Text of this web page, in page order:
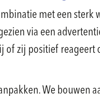
met een sterk
via een
of zij positief reageert
We bouwen